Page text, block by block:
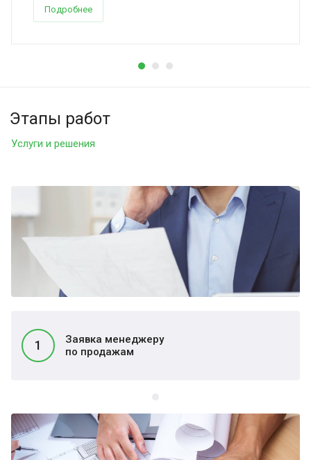
Подробнее
Услуги и решения
Этапы работ
1
Заявка менеджеру
по продажам